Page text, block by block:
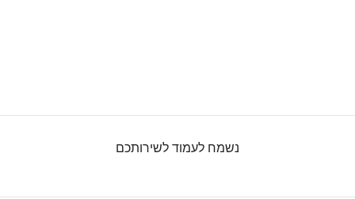
נשמח לעמוד לשירותכם